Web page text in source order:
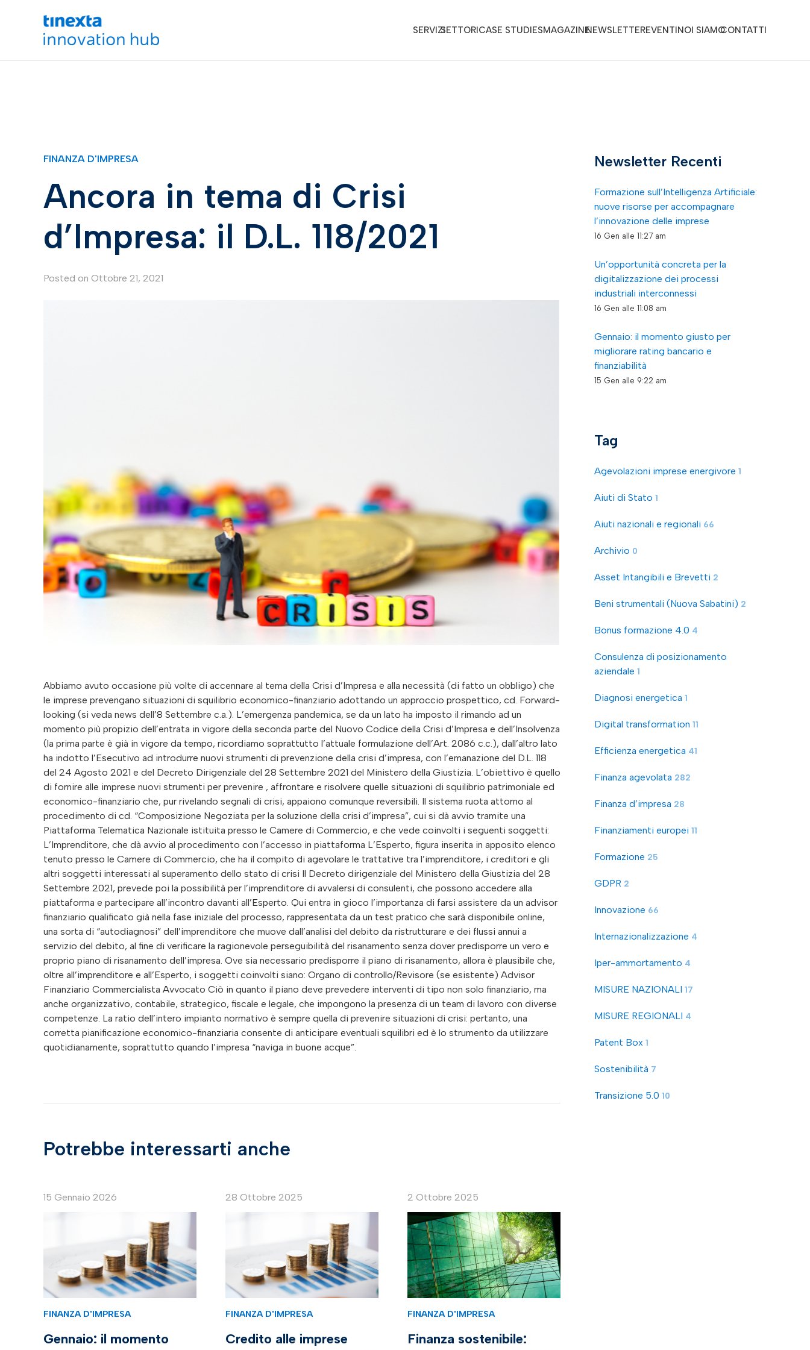
SERVIZISETTORICASE STUDIESMAGAZINENEWSLETTEREVENTINOI SIAMOCONTATTI
FINANZA D'IMPRESA
Ancora in tema di Crisi
d’Impresa: il D.L. 118/2021
Posted on Ottobre 21, 2021
Abbiamo avuto occasione più volte di accennare al tema della Crisi d’Impresa e alla necessità (di fatto un obbligo) che
le imprese prevengano situazioni di squilibrio economico-finanziario adottando un approccio prospettico, cd. Forward-
looking (si veda news dell’8 Settembre c.a.). L’emergenza pandemica, se da un lato ha imposto il rimando ad un
momento più propizio dell’entrata in vigore della seconda parte del Nuovo Codice della Crisi d’Impresa e dell’Insolvenza
(la prima parte è già in vigore da tempo, ricordiamo soprattutto l’attuale formulazione dell’Art. 2086 c.c.), dall’altro lato
ha indotto l’Esecutivo ad introdurre nuovi strumenti di prevenzione della crisi d’impresa, con l’emanazione del D.L. 118
del 24 Agosto 2021 e del Decreto Dirigenziale del 28 Settembre 2021 del Ministero della Giustizia. L’obiettivo è quello
di fornire alle imprese nuovi strumenti per prevenire , affrontare e risolvere quelle situazioni di squilibrio patrimoniale ed
economico-finanziario che, pur rivelando segnali di crisi, appaiono comunque reversibili. Il sistema ruota attorno al
procedimento di cd. “Composizione Negoziata per la soluzione della crisi d’impresa”, cui si dà avvio tramite una
Piattaforma Telematica Nazionale istituita presso le Camere di Commercio, e che vede coinvolti i seguenti soggetti:
L’Imprenditore, che dà avvio al procedimento con l’accesso in piattaforma L’Esperto, figura inserita in apposito elenco
tenuto presso le Camere di Commercio, che ha il compito di agevolare le trattative tra l’imprenditore, i creditori e gli
altri soggetti interessati al superamento dello stato di crisi Il Decreto dirigenziale del Ministero della Giustizia del 28
Settembre 2021, prevede poi la possibilità per l’imprenditore di avvalersi di consulenti, che possono accedere alla
piattaforma e partecipare all’incontro davanti all’Esperto. Qui entra in gioco l’importanza di farsi assistere da un advisor
finanziario qualificato già nella fase iniziale del processo, rappresentata da un test pratico che sarà disponibile online,
una sorta di “autodiagnosi” dell’imprenditore che muove dall’analisi del debito da ristrutturare e dei flussi annui a
servizio del debito, al fine di verificare la ragionevole perseguibilità del risanamento senza dover predisporre un vero e
proprio piano di risanamento dell’impresa. Ove sia necessario predisporre il piano di risanamento, allora è plausibile che,
oltre all’imprenditore e all’Esperto, i soggetti coinvolti siano: Organo di controllo/Revisore (se esistente) Advisor
Finanziario Commercialista Avvocato Ciò in quanto il piano deve prevedere interventi di tipo non solo finanziario, ma
anche organizzativo, contabile, strategico, fiscale e legale, che impongono la presenza di un team di lavoro con diverse
competenze. La ratio dell’intero impianto normativo è sempre quella di prevenire situazioni di crisi: pertanto, una
corretta pianificazione economico-finanziaria consente di anticipare eventuali squilibri ed è lo strumento da utilizzare
quotidianamente, soprattutto quando l’impresa “naviga in buone acque”.
Potrebbe interessarti anche
15 Gennaio 2026
FINANZA D'IMPRESA
Gennaio: il momento
28 Ottobre 2025
FINANZA D'IMPRESA
Credito alle imprese
2 Ottobre 2025
FINANZA D'IMPRESA
Finanza sostenibile:
Newsletter Recenti
Formazione sull’Intelligenza Artificiale:
nuove risorse per accompagnare
l’innovazione delle imprese
16 Gen alle 11:27 am
Un’opportunità concreta per la
digitalizzazione dei processi
industriali interconnessi
16 Gen alle 11:08 am
Gennaio: il momento giusto per
migliorare rating bancario e
finanziabilità
15 Gen alle 9:22 am
Tag
Agevolazioni imprese energivore 1
Aiuti di Stato 1
Aiuti nazionali e regionali 66
Archivio 0
Asset Intangibili e Brevetti 2
Beni strumentali (Nuova Sabatini) 2
Bonus formazione 4.0 4
Consulenza di posizionamento
aziendale 1
Diagnosi energetica 1
Digital transformation 11
Efficienza energetica 41
Finanza agevolata 282
Finanza d’impresa 28
Finanziamenti europei 11
Formazione 25
GDPR 2
Innovazione 66
Internazionalizzazione 4
Iper-ammortamento 4
MISURE NAZIONALI 17
MISURE REGIONALI 4
Patent Box 1
Sostenibilità 7
Transizione 5.0 10